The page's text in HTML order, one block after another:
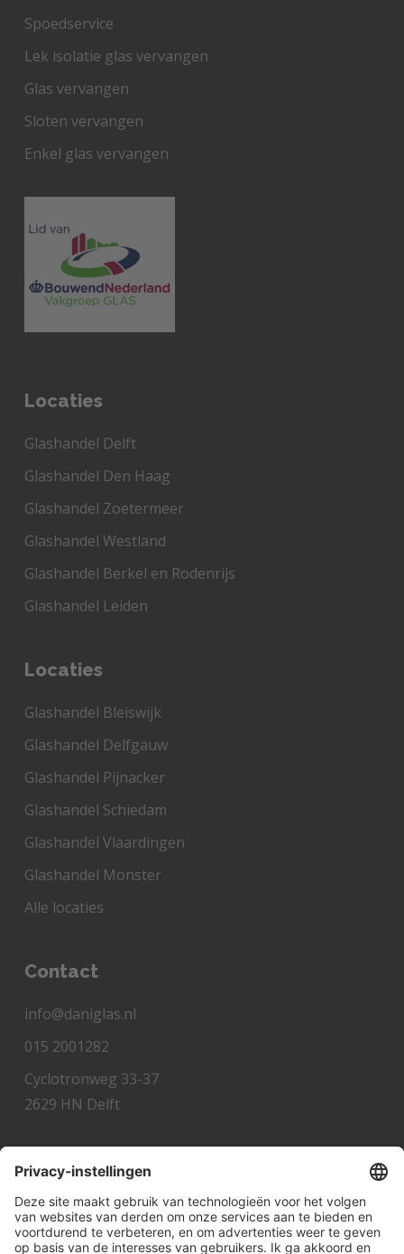
Spoedservice
Lek isolatie glas vervangen
Glas vervangen
Sloten vervangen
Enkel glas vervangen
Locaties
Glashandel Delft
Glashandel Den Haag
Glashandel Zoetermeer
Glashandel Westland
Glashandel Berkel en Rodenrijs
Glashandel Leiden
Locaties
Glashandel Bleiswijk
Glashandel Delfgauw
Glashandel Pijnacker
Glashandel Schiedam
Glashandel Vlaardingen
Glashandel Monster
Alle locaties
Contact
info@daniglas.nl
015 2001282
Cyclotronweg 33-37
2629 HN Delft
Veelgestelde vragen